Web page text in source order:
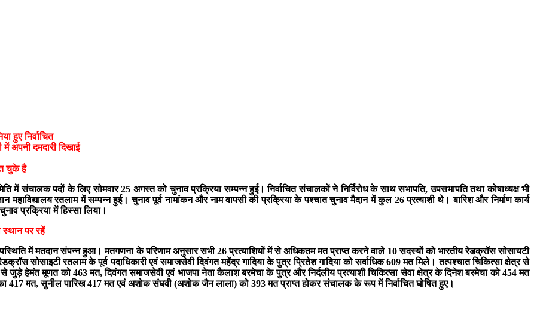
हुए निर्वाचित
अपनी दमदारी दिखाई
चुके है
में संचालक पदों के लिए सोमवार 25 अगस्त को चुनाव प्रक्रिया सम्पन्न हुई। निर्वाचित संचालकों ने निर्विरोध के साथ सभापति, उपसभापति तथा कोषाध्यक्ष भी
महाविद्यालय रतलाम में सम्पन्न हुई। चुनाव पूर्व नामांकन और नाम वापसी की प्रक्रिया के पश्चात चुनाव मैदान में कुल 26 प्रत्याशी थे। बारिश और निर्माण कार्य
प्रक्रिया में हिस्सा लिया।
स्थान पर रहें
में मतदान संपन्न हुआ। मतगणना के परिणाम अनुसार सभी 26 प्रत्याशियों में से अधिकतम मत प्राप्त करने वाले 10 सदस्यों को भारतीय रेडक्रॉस सोसायटी
सोसाइटी रतलाम के पूर्व पदाधिकारी एवं समाजसेवी दिवंगत महेंद्र गादिया के पुत्र प्रितेश गादिया को सर्वाधिक 609 मत मिले। तत्पश्चात चिकित्सा क्षेत्र से
हेमंत मूणत को 463 मत, दिवंगत समाजसेवी एवं भाजपा नेता कैलाश बरमेचा के पुत्र और निर्दलीय प्रत्याशी चिकित्सा सेवा क्षेत्र के दिनेश बरमेचा को 454 मत
417 मत, सुनील पारिख 417 मत एवं अशोक संघवी (अशोक जैन लाला) को 393 मत प्राप्त होकर संचालक के रूप में निर्वाचित घोषित हुए।